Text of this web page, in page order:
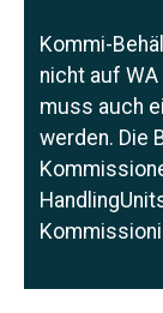
Kommi-
nicht auf
muss auch
werden. Die